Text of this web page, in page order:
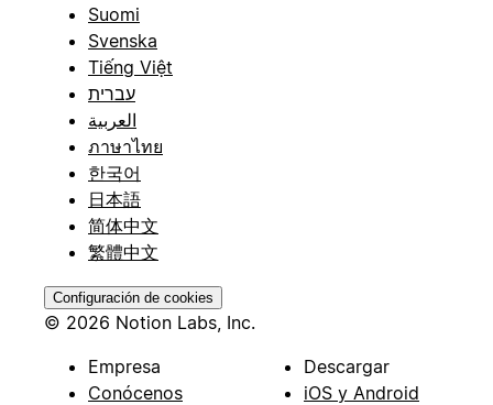
Suomi
Svenska
Tiếng Việt
עברית
العربية
ภาษาไทย
한국어
日本語
简体中文
繁體中文
Configuración de cookies
© 2026 Notion Labs, Inc.
Empresa
Conócenos
Descargar
iOS y Android